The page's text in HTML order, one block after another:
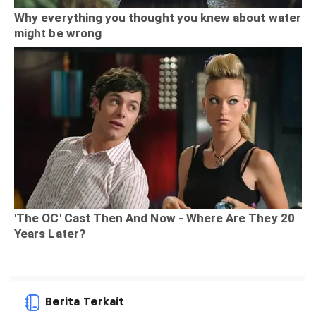
Berita Terkait